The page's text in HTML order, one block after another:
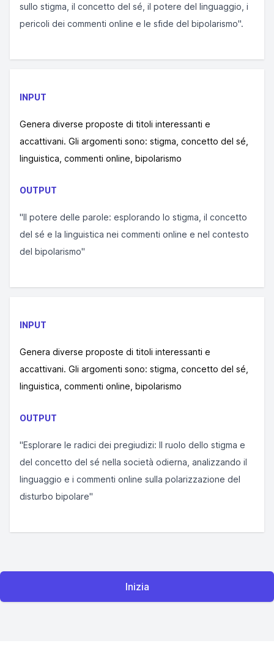
sullo stigma, il concetto del sé, il potere del linguaggio, i
pericoli dei commenti online e le sfide del bipolarismo".
INPUT
Genera diverse proposte di titoli interessanti e
accattivani. Gli argomenti sono: stigma, concetto del sé,
linguistica, commenti online, bipolarismo
OUTPUT
"Il potere delle parole: esplorando lo stigma, il concetto
del sé e la linguistica nei commenti online e nel contesto
del bipolarismo"
INPUT
Genera diverse proposte di titoli interessanti e
accattivani. Gli argomenti sono: stigma, concetto del sé,
linguistica, commenti online, bipolarismo
OUTPUT
"Esplorare le radici dei pregiudizi: Il ruolo dello stigma e
del concetto del sé nella società odierna, analizzando il
linguaggio e i commenti online sulla polarizzazione del
disturbo bipolare"
Inizia